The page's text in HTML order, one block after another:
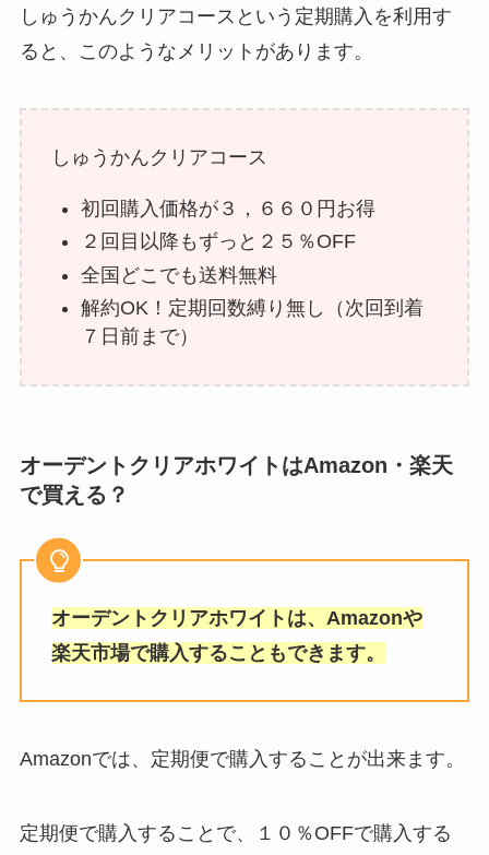
【ファンデーションテープ】薬局
の売り場は？売ってる場所はど
ファンケルの化粧水はどこで買え
ラッグストアでも買えるの？
台車はニトリで販売してる？値段
しゅうかんクリアコースという定期購入を利用す
ると、このようなメリットがあります。
しゅうかんクリアコース
初回購入価格が３，６６０円お得
２回目以降もずっと２５％OFF
全国どこでも送料無料
解約OK！定期回数縛り無し（次回到着
７日前まで）
オーデントクリアホワイトはAmazon・楽天
で買える？
オーデントクリアホワイトは、Amazonや
楽天市場で購入することもできます。
Amazonでは、定期便で購入することが出来ます。
定期便で購入することで、１０％OFFで購入する